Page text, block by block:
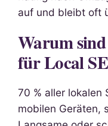
auf und bleibt oft
Warum
für Local
70 % aller lokalen
mobilen Geräten,